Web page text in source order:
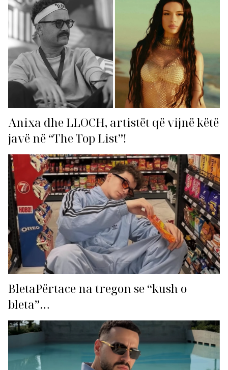
Anixa dhe LLOCH, artistët që vijnë këtë
javë në “The Top List”!
BletaPërtace na tregon se “kush o
bleta”…